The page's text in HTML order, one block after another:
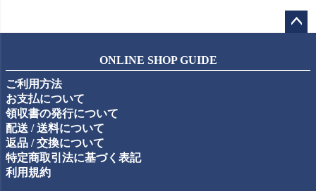
ップ
ONLINE SHOP GUIDE
ご利用方法
お支払について
領収書の発行について
配送 / 送料について
返品 / 交換について
特定商取引法に基づく表記
利用規約